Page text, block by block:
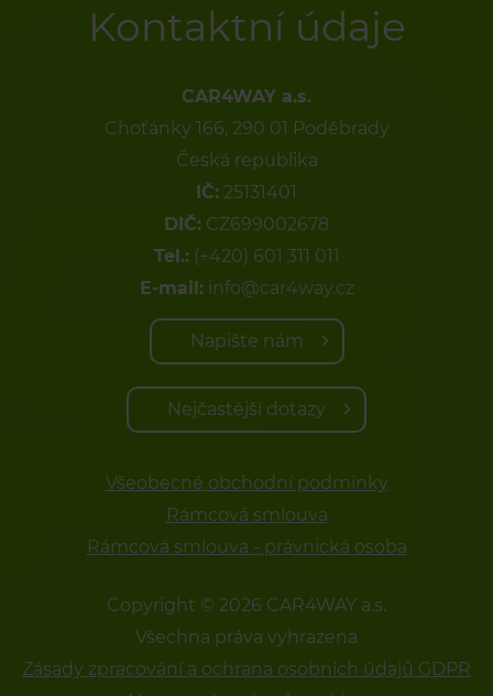
Kontaktní údaje
CAR4WAY a.s.
Choťánky 166, 290 01 Poděbrady
Česká republika
IČ: 25131401
DIČ: CZ699002678
Tel.: (+420) 601 311 011
E-mail: info@car4way.cz
Napište nám
Nejčastější dotazy
Všeobecné obchodní podmínky
Rámcová smlouva
Rámcová smlouva - právnická osoba
Copyright © 2026 CAR4WAY a.s.
Všechna práva vyhrazena
Zásady zpracování a ochrana osobních údajů GDPR